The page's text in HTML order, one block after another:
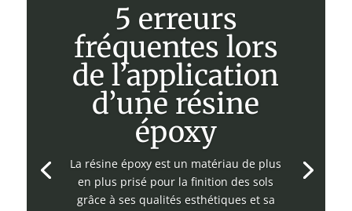
5 erreurs
fréquentes lors
de l’application
d’une résine
époxy
La résine époxy est un matériau de plus
en plus prisé pour la finition des sols
grâce à ses qualités esthétiques et sa